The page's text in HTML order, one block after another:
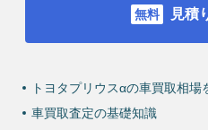
見積
トヨタプリウスαの車買取相場
車買取査定の基礎知識